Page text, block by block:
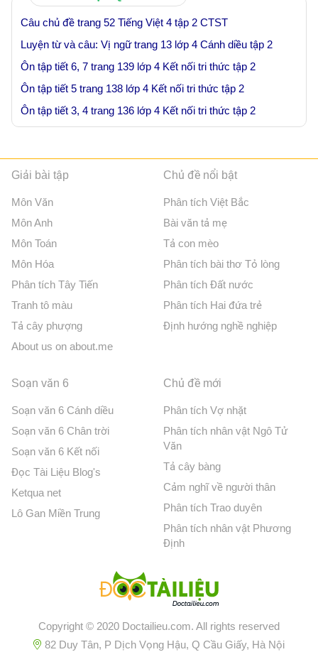
Câu chủ đề trang 52 Tiếng Việt 4 tập 2 CTST
Luyện từ và câu: Vị ngữ trang 13 lớp 4 Cánh diều tập 2
Ôn tập tiết 6, 7 trang 139 lớp 4 Kết nối tri thức tập 2
Ôn tập tiết 5 trang 138 lớp 4 Kết nối tri thức tập 2
Ôn tập tiết 3, 4 trang 136 lớp 4 Kết nối tri thức tập 2
Giải bài tập
Môn Văn
Môn Anh
Môn Toán
Môn Hóa
Phân tích Tây Tiến
Tranh tô màu
Tả cây phượng
About us on about.me
Chủ đề nổi bật
Phân tích Việt Bắc
Bài văn tả mẹ
Tả con mèo
Phân tích bài thơ Tỏ lòng
Phân tích Đất nước
Phân tích Hai đứa trẻ
Định hướng nghề nghiệp
Soạn văn 6
Soạn văn 6 Cánh diều
Soạn văn 6 Chân trời
Soạn văn 6 Kết nối
Đọc Tài Liệu Blog's
Ketqua net
Lô Gan Miền Trung
Chủ đề mới
Phân tích Vợ nhặt
Phân tích nhân vật Ngô Tử
Văn
Tả cây bàng
Cảm nghĩ về người thân
Phân tích Trao duyên
Phân tích nhân vật Phương
Định
Copyright © 2020 Doctailieu.com. All rights reserved
82 Duy Tân, P Dịch Vọng Hậu, Q Cầu Giấy, Hà Nội